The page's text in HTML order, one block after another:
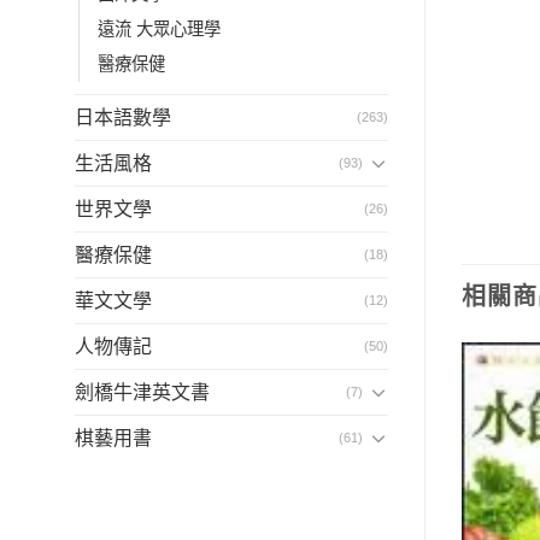
遠流 大眾心理學
醫療保健
日本語數學 (263)
生活風格 (93)
世界文學 (26)
醫療保健 (18)
華文文學 (12)
人物傳記 (50)
劍橋牛津英文書 (7)
棋藝用書 (61)
相關